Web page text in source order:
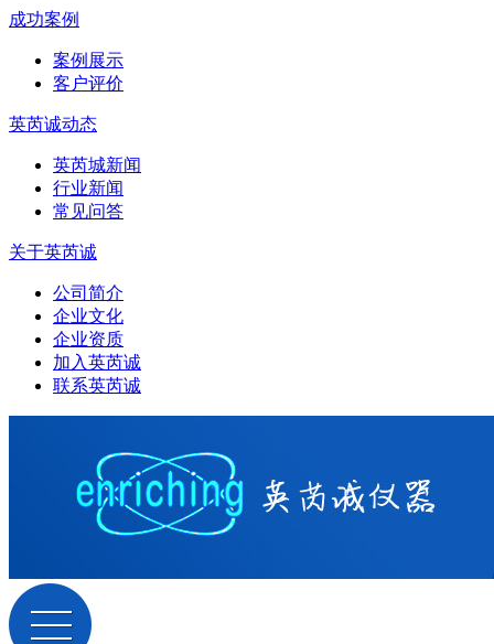
成功案例
案例展示
客户评价
英芮诚动态
英芮城新闻
行业新闻
常见问答
关于英芮诚
公司简介
企业文化
企业资质
加入英芮诚
联系英芮诚